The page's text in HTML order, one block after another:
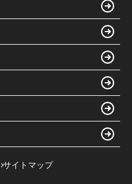
サイトマップ